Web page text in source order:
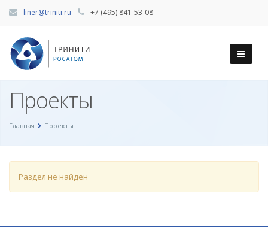
liner@triniti.ru +7 (495) 841-53-08
Проекты
Главная Проекты
Раздел не найден